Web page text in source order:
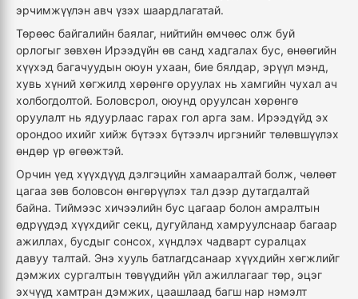
эрчимжүүлэн авч үзэх шаардлагатай.
Төрөөс байгалийн баялаг, нийтийн өмчөөс олж буй
орлогыг зөвхөн Ирээдүйн өв санд хадгалах бус, өнөөгийн
хүүхэд багачуудын оюун ухаан, бие бялдар, эрүүл мэнд,
хувь хүний хөгжилд хөрөнгө оруулах нь хамгийн чухал ач
холбогдолтой. Боловсрол, оюунд оруулсан хөрөнгө
оруулалт нь ядуурлаас гарах гол арга зам. Ирээдүйд эх
орондоо ихийг хийж бүтээх бүтээлч иргэнийг төлөвшүүлэх
өндөр үр өгөөжтэй.
Орчин үед хүүхдүүд дэлгэцийн хамааралтай болж, чөлөөт
цагаа зөв боловсон өнгөрүүлэх тал дээр дутагдалтай
байна. Тиймээс хичээлийн бус цагаар болон амралтын
өдрүүдэд хүүхдийг секц, дугуйланд хамруулснаар багаар
ажиллах, бусдыг сонсох, хүндлэх чадварт суралцах
давуу талтай. Энэ хууль батлагдсанаар хүүхдийн хөгжлийг
дэмжих сургалтын төвүүдийн үйл ажиллагааг төр, эцэг
эхчүүд хамтран дэмжих, цаашлаад багш нар нэмэлт